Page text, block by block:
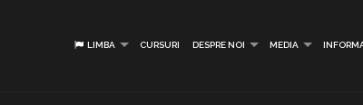
LIMBA CURSURI DESPRE NOI MEDIA